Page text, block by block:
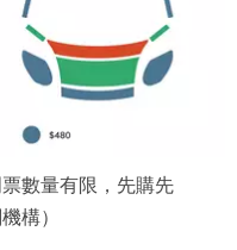
數量有限，先購先
構）